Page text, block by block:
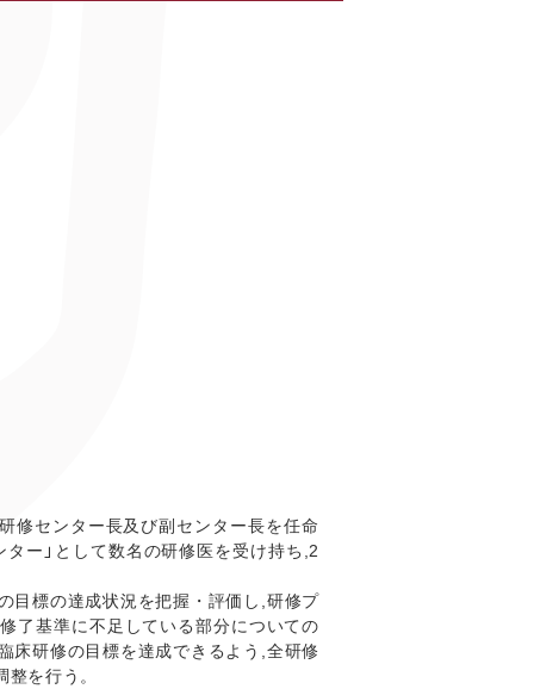
修センター長及び副センター長を任命
ー」として数名の研修医を受け持ち,2
目標の達成状況を把握・評価し,研修プ
了基準に不足している部分についての
床研修の目標を達成できるよう,全研修
を行う。